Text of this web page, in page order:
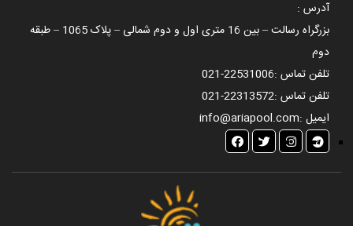
آدرس :
بزرگراه رسالت – بین 16 متری اول و دوم شمالی – پلاک 1065 – طبقه
دوم
تلفن تماس :021-22531006
تلفن تماس :021-22313572
ایمیل :info@ariapool.com